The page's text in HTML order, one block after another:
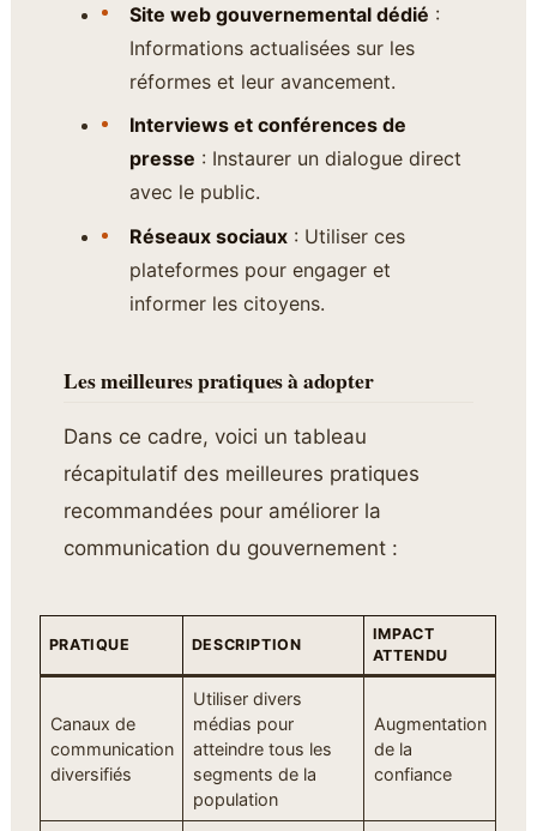
Site web gouvernemental dédié :
Informations actualisées sur les
réformes et leur avancement.
Interviews et conférences de
presse : Instaurer un dialogue direct
avec le public.
Réseaux sociaux: Utiliser ces
plateformes pour engager et
informer les citoyens.
Les meilleures pratiques à adopter
Dans ce cadre, voici un tableau
récapitulatif des meilleures pratiques
recommandées pour améliorer la
communication du gouvernement :
PRATIQUE DESCRIPTION
IMPACT
ATTENDU
Canaux de
communication
diversifiés
Utiliser divers
médias pour
atteindre tous les
segments de la
population
Augmentation
de la
confiance